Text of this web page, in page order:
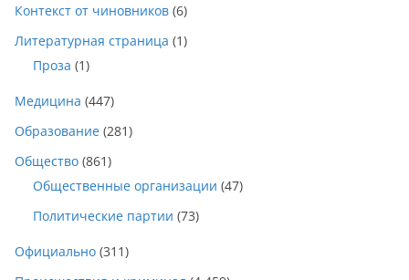
Контекст от чиновников (6)
Литературная страница (1)
Проза (1)
Медицина (447)
Образование (281)
Общество (861)
Общественные организации (47)
Политические партии (73)
Официально (311)